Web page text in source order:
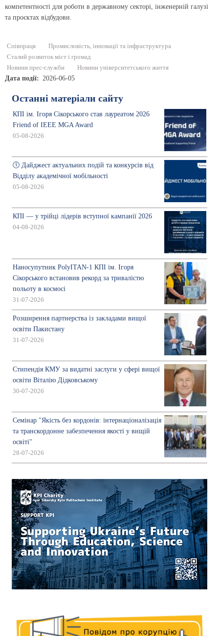
компетентності для роботи в державному секторі, інженерній галузі
та проєктах відбудови.
Співпраця
Промисловість, інновації та інфраструктура
Сталий розвиток міст і громад
Новини прес-служби
Новини університетського життя
Дата події 2026-06-05
Останні матеріали сайту
КПІ ім. Ігоря Сікорського став лауреатом 2026
Friend of IEEE MGA Award
05-08-2026
🕔 Дайджест актуальних подій та конкурсів від
Відділу академічної мобільності
05-08-2026
КПІ — у трійці лідерів вступної кампанії 2026
04-08-2026
Наносупутник PolyITAN-1 КПІ ім. Ігоря
Сікорського встановив рекорд за тривалістю
польоту в космосі
31-07-2026
Розширення партнерства із закладами вищої
освіти Пакистану
31-07-2026
Стипендія КМУ за видатні заслуги у сфері вищої
освіти Віталію Дідковському
30-07-2026
Семінар "Якість без кордонів: інтернаціоналізація
та транскордонне забезпечення якості у вищій
освіті"
28-07-2026